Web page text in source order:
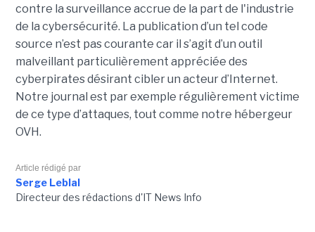
contre la surveillance accrue de la part de l'industrie
de la cybersécurité. La publication d’un tel code
source n’est pas courante car il s’agit d’un outil
malveillant particulièrement appréciée des
cyberpirates désirant cibler un acteur d’Internet.
Notre journal est par exemple régulièrement victime
de ce type d’attaques, tout comme notre hébergeur
OVH.
Article rédigé par
Serge Leblal
Directeur des rédactions d'IT News Info